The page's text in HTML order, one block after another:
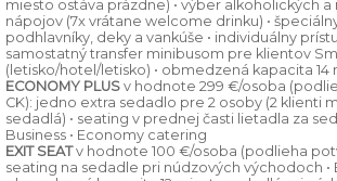
miesto ostáva prázdne) • výber alkoholických
nápojov (7x vrátane welcome drinku) •
podhlavníky, deky a vankúše • individuálny
samostatný transfer minibusom pre klientov
(letisko/hotel/letisko) • obmedzená kapacita 14
ECONOMY PLUS v hodnote 299 €/osoba
CK): jedno extra sedadlo pre 2 osoby (2 klienti
sedadlá) • seating v prednej časti lietadla za
Business • Economy catering
EXIT SEATv hodnote 100 €/osoba (podlieha
seating na sedadle pri núdzových východoch •